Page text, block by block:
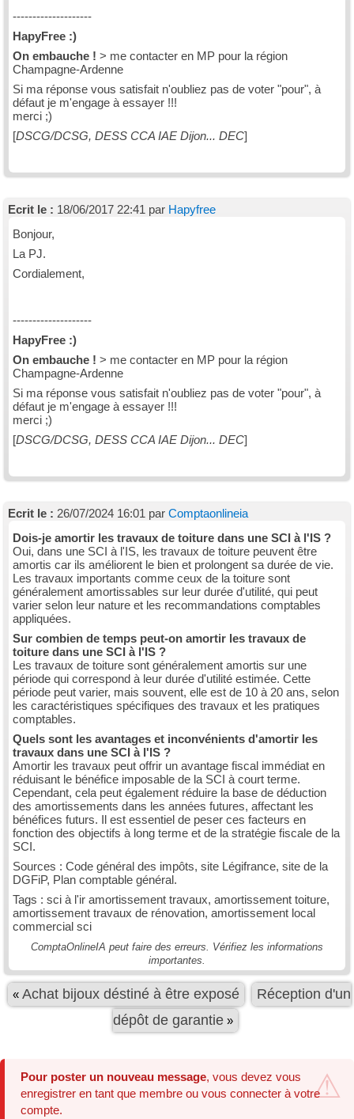
--------------------
HapyFree :)
On embauche ! > me contacter en MP pour la région
Champagne-Ardenne
Si ma réponse vous satisfait n'oubliez pas de voter "pour", à
défaut je m'engage à essayer !!!
merci ;)
[DSCG/DCSG, DESS CCA IAE Dijon... DEC]
Ecrit le : 18/06/2017 22:41 par Hapyfree
Bonjour,
La PJ.
Cordialement,
--------------------
HapyFree :)
On embauche ! > me contacter en MP pour la région
Champagne-Ardenne
Si ma réponse vous satisfait n'oubliez pas de voter "pour", à
défaut je m'engage à essayer !!!
merci ;)
[DSCG/DCSG, DESS CCA IAE Dijon... DEC]
Ecrit le : 26/07/2024 16:01 par Comptaonlineia
Dois-je amortir les travaux de toiture dans une SCI à l'IS ?
Oui, dans une SCI à l'IS, les travaux de toiture peuvent être
amortis car ils améliorent le bien et prolongent sa durée de vie.
Les travaux importants comme ceux de la toiture sont
généralement amortissables sur leur durée d'utilité, qui peut
varier selon leur nature et les recommandations comptables
appliquées.
Sur combien de temps peut-on amortir les travaux de
toiture dans une SCI à l'IS ?
Les travaux de toiture sont généralement amortis sur une
période qui correspond à leur durée d'utilité estimée. Cette
période peut varier, mais souvent, elle est de 10 à 20 ans, selon
les caractéristiques spécifiques des travaux et les pratiques
comptables.
Quels sont les avantages et inconvénients d'amortir les
travaux dans une SCI à l'IS ?
Amortir les travaux peut offrir un avantage fiscal immédiat en
réduisant le bénéfice imposable de la SCI à court terme.
Cependant, cela peut également réduire la base de déduction
des amortissements dans les années futures, affectant les
bénéfices futurs. Il est essentiel de peser ces facteurs en
fonction des objectifs à long terme et de la stratégie fiscale de la
SCI.
Sources : Code général des impôts, site Légifrance, site de la
DGFiP, Plan comptable général.
Tags : sci à l'ir amortissement travaux, amortissement toiture,
amortissement travaux de rénovation, amortissement local
commercial sci
ComptaOnlineIA peut faire des erreurs. Vérifiez les informations
importantes.
« Achat bijoux déstiné à être exposé
Réception d'un
dépôt de garantie»
Pour poster un nouveau message, vous devez vous
enregistrer en tant que membre ou vous connecter à votre
compte.